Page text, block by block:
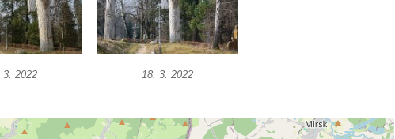
3. 2022 18. 3. 2022